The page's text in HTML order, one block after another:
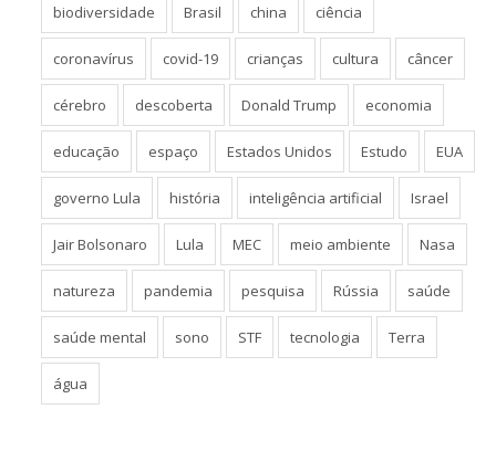
biodiversidade Brasil china ciência
coronavírus covid-19 crianças cultura câncer
cérebro descoberta Donald Trump economia
educação espaço Estados Unidos Estudo EUA
governo Lula história inteligência artificial Israel
Jair Bolsonaro Lula MEC meio ambiente Nasa
natureza pandemia pesquisa Rússia saúde
saúde mental sono STF tecnologia Terra
água